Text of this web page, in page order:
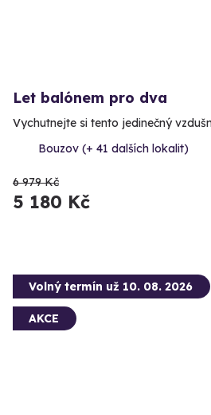
Let balónem pro dva
Vychutnejte si tento jedinečný
Bouzov (+ 41 dalších lokalit)
6 979 Kč
5 180 Kč
Volný termín už 10. 08. 2026
AKCE